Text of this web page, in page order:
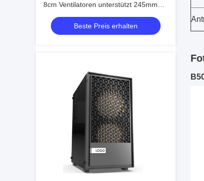
8cm Ventilatoren unterstützt 245mm
GPU
Beste Preis erhalten